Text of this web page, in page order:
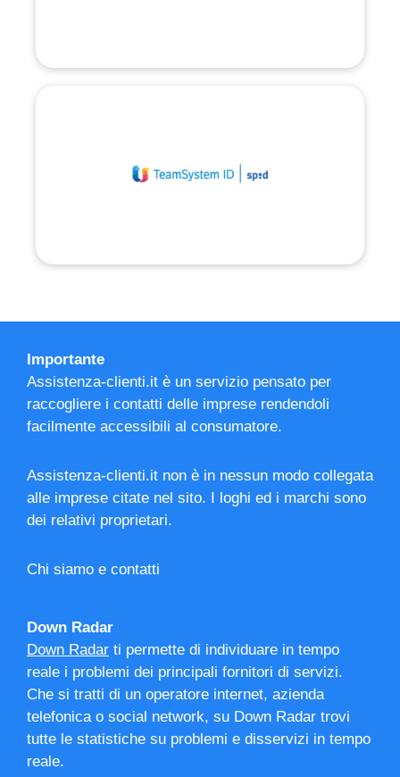
Importante
Assistenza-clienti.it è un servizio pensato per
raccogliere i contatti delle imprese rendendoli
facilmente accessibili al consumatore.
Assistenza-clienti.it non è in nessun modo collegata
alle imprese citate nel sito. I loghi ed i marchi sono
dei relativi proprietari.
Chi siamo e contatti
Down Radar
Down Radar ti permette di individuare in tempo
reale i problemi dei principali fornitori di servizi.
Che si tratti di un operatore internet, azienda
telefonica o social network, su Down Radar trovi
tutte le statistiche su problemi e disservizi in tempo
reale.